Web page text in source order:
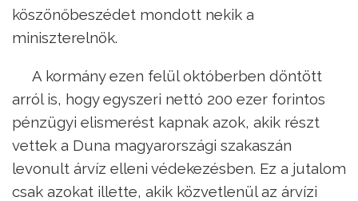
köszönőbeszédet mondott nekik a
miniszterelnök.
A kormány ezen felül októberben döntött
arról is, hogy egyszeri nettó 200 ezer forintos
pénzügyi elismerést kapnak azok, akik részt
vettek a Duna magyarországi szakaszán
levonult árvíz elleni védekezésben. Ez a jutalom
csak azokat illette, akik közvetlenül az árvízi